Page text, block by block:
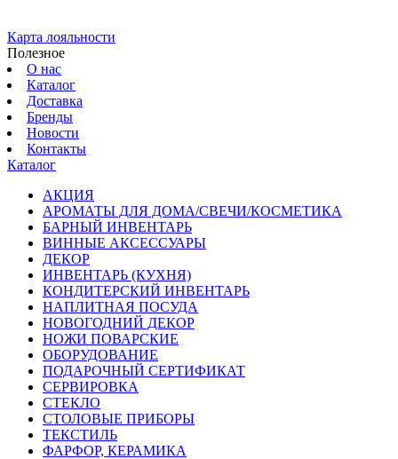
Карта лояльности
Полезное
О нас
Каталог
Доставка
Бренды
Новости
Контакты
Каталог
АКЦИЯ
АРОМАТЫ ДЛЯ ДОМА/СВЕЧИ/КОСМЕТИКА
БАРНЫЙ ИНВЕНТАРЬ
ВИННЫЕ АКСЕССУАРЫ
ДЕКОР
ИНВЕНТАРЬ (КУХНЯ)
КОНДИТЕРСКИЙ ИНВЕНТАРЬ
НАПЛИТНАЯ ПОСУДА
НОВОГОДНИЙ ДЕКОР
НОЖИ ПОВАРСКИЕ
ОБОРУДОВАНИЕ
ПОДАРОЧНЫЙ СЕРТИФИКАТ
СЕРВИРОВКА
СТЕКЛО
СТОЛОВЫЕ ПРИБОРЫ
ТЕКСТИЛЬ
ФАРФОР, КЕРАМИКА